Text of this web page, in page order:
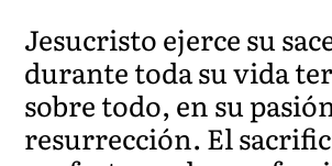
Jesucristo ejerce su
durante toda su vida
sobre todo, en su
resurrección. El